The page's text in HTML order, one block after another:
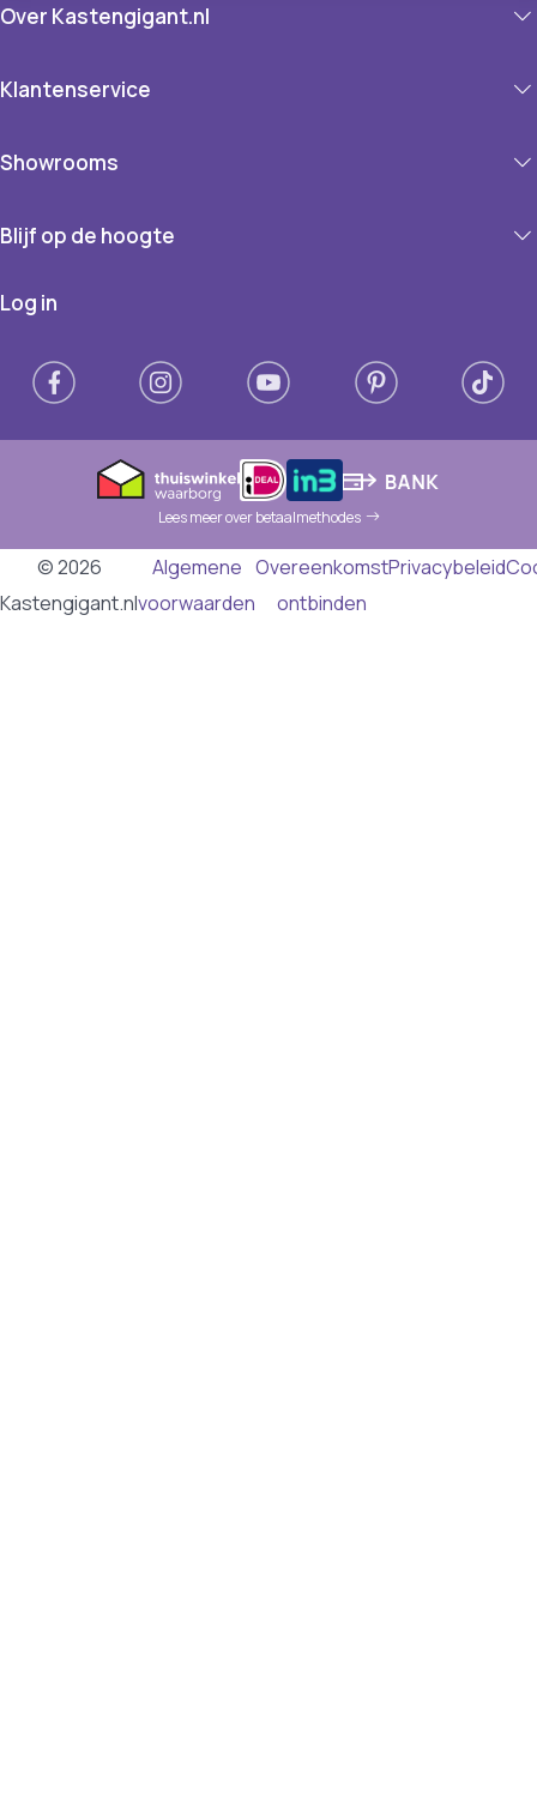
Over Kastengigant.nl
Klantenservice
Showrooms
Blijf op de hoogte
Log in
Lees meer over betaalmethodes
© 2026
Kastengigant.nl
Algemene
voorwaarden
Overeenkomst
ontbinden
Privacybeleid